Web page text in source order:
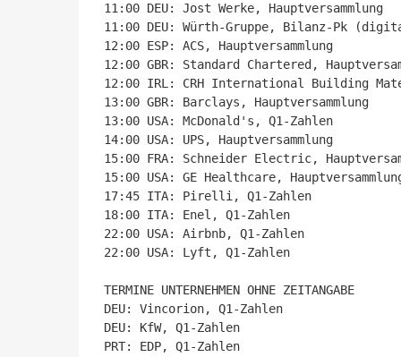
11:00 DEU: Jost Werke, Hauptversammlung
11:00 DEU: Würth-Gruppe, Bilanz-Pk
12:00 ESP: ACS, Hauptversammlung
12:00 GBR: Standard Chartered,
12:00 IRL: CRH International Building
13:00 GBR: Barclays, Hauptversammlung
13:00 USA: McDonald's, Q1-Zahlen
14:00 USA: UPS, Hauptversammlung
15:00 FRA: Schneider Electric,
15:00 USA: GE Healthcare,
17:45 ITA: Pirelli, Q1-Zahlen
18:00 ITA: Enel, Q1-Zahlen
22:00 USA: Airbnb, Q1-Zahlen
22:00 USA: Lyft, Q1-Zahlen
TERMINE UNTERNEHMEN OHNE ZEITANGABE
DEU: Vincorion, Q1-Zahlen
DEU: KfW, Q1-Zahlen
PRT: EDP, Q1-Zahlen